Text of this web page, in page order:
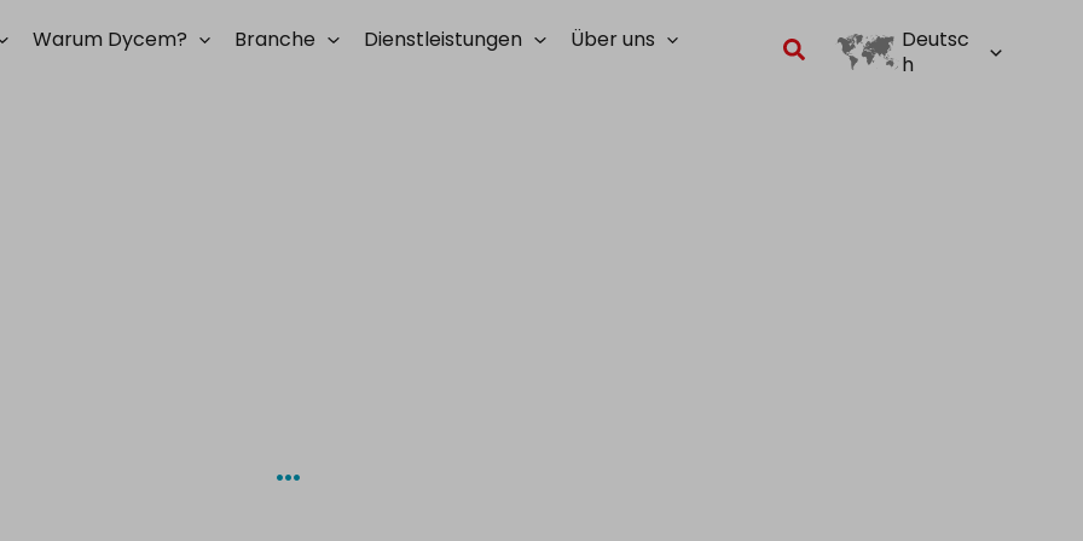
Warum Dycem? Branche Dienstleistungen
Über uns
Suchen
Deutsc
h
…